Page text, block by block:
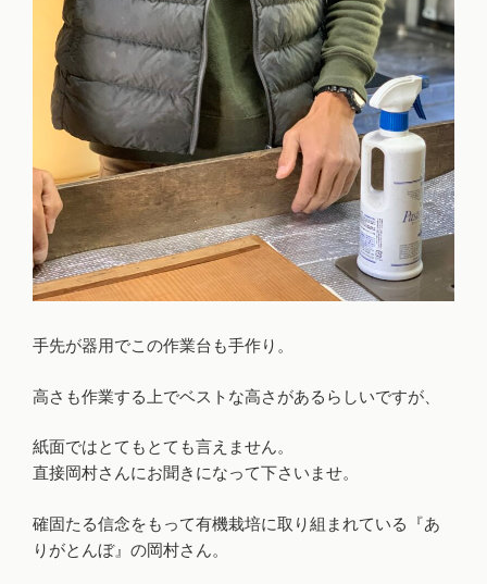
手先が器用でこの作業台も手作り。
高さも作業する上でベストな高さがあるらしいですが、
紙面ではとてもとても言えません。
直接岡村さんにお聞きになって下さいませ。
確固たる信念をもって有機栽培に取り組まれている『あ
りがとんぼ』の岡村さん。